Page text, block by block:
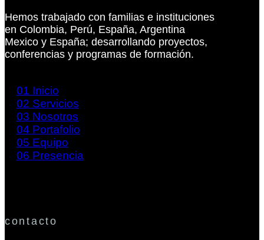
Hemos trabajado con familias e instituciones
en Colombia, Perú, España, Argentina
Mexico y España; desarrollando proyectos,
conferencias y programas de formación.
01 Inicio
02 Servicios
03 Nosotros
04 Portafolio
05 Equipo
06 Presencia
contacto